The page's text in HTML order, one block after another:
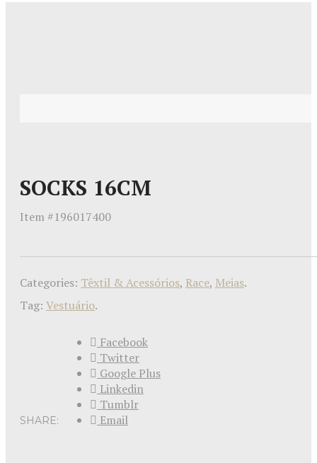
SOCKS 16CM
Item #196017400
Categories: Têxtil & Acessórios, Race, Meias.
Tag: Vestuário.
SHARE:
Facebook
Twitter
Google Plus
Linkedin
Tumblr
Email